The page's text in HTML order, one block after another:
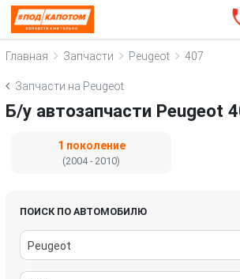
Главная Запчасти Peugeot 407
Запчасти на Peugeot
Б/у автозапчасти Peugeot
1 поколение
(2004 - 2010)
ПОИСК ПО АВТОМОБИЛЮ
Peugeot